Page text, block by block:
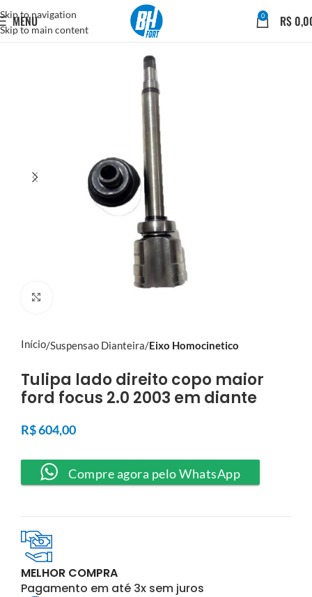
Skip to navigation
Skip to main content
MENU 0 R$
Início Suspensao Dianteira Eixo Homocinetico
Tulipa lado direito copo maior
ford focus 2.0 2003 em diante
R$604,00
Compre agora pelo WhatsApp
MELHOR COMPRA
Pagamento em até 3x sem juros